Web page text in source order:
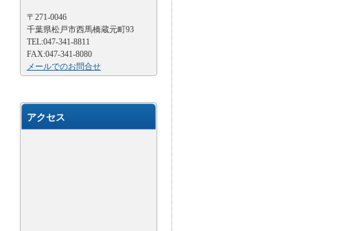
〒271-0046
千葉県松戸市西馬橋蔵元町93
TEL:047-341-8811
FAX:047-341-8080
メールでのお問合せ
アクセス